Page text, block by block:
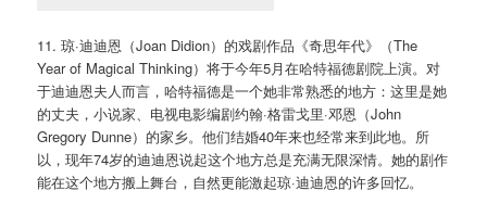
11. 琼·迪迪恩（Joan Didion）的戏剧作品《奇思年代》（The
Year of Magical Thinking）将于今年5月在哈特福德剧院上演。对
于迪迪恩夫人而言，哈特福德是一个她非常熟悉的地方：这里是她
的丈夫，小说家、电视电影编剧约翰·格雷戈里·邓恩（John
Gregory Dunne）的家乡。他们结婚40年来也经常来到此地。所
以，现年74岁的迪迪恩说起这个地方总是充满无限深情。她的剧作
能在这个地方搬上舞台，自然更能激起琼·迪迪恩的许多回忆。